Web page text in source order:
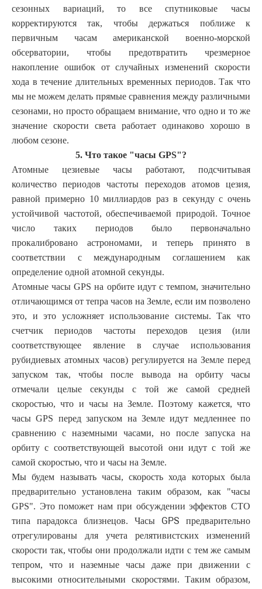
сезонных вариаций, то все спутниковые часы
корректируются так, чтобы держаться поближе к
первичным часам американской военно-морской
обсерватории, чтобы предотвратить чрезмерное
накопление ошибок от случайных изменений скорости
хода в течение длительных временных периодов. Так что
мы не можем делать прямые сравнения между различными
сезонами, но просто обращаем внимание, что одно и то же
значение скорости света работает одинаково хорошо в
любом сезоне.
5. Что такое "часы GPS"?
Атомные цезиевые часы работают, подсчитывая
количество периодов частоты переходов атомов цезия,
равной примерно 10 миллиардов раз в секунду с очень
устойчивой частотой, обеспечиваемой природой. Точное
число таких периодов было первоначально
прокалибровано астрономами, и теперь принято в
соответствии с международным соглашением как
определение одной атомной секунды.
Атомные часы GPS на орбите идут с темпом, значительно
отличающимся от тепра часов на Земле, если им позволено
это, и это усложняет использование системы. Так что
счетчик периодов частоты переходов цезия (или
соответствующее явление в случае использования
рубидиевых атомных часов) регулируется на Земле перед
запуском так, чтобы после вывода на орбиту часы
отмечали целые секунды с той же самой средней
скоростью, что и часы на Земле. Поэтому кажется, что
часы GPS перед запуском на Земле идут медленнее по
сравнению с наземными часами, но после запуска на
орбиту с соответствующей высотой они идут с той же
самой скоростью, что и часы на Земле.
Мы будем называть часы, скорость хода которых была
предварительно установлена таким образом, как "часы
GPS". Это поможет нам при обсуждении эффектов СТО
типа парадокса близнецов. Часы GPS предварительно
отрегулированы для учета релятивистских изменений
скорости так, чтобы они продолжали идти с тем же самым
тепром, что и наземные часы даже при движении с
высокими относительными скоростями. Таким образом,